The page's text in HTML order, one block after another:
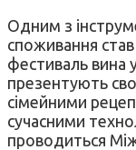
Одним з
споживання
фестиваль вина
презентують
сімейними
сучасними
проводиться